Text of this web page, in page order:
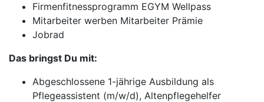
Firmenfitnessprogramm EGYM Wellpass
Mitarbeiter werben Mitarbeiter Prämie
Jobrad
Das bringst Du mit:
Abgeschlossene 1-jährige Ausbildung als
Pflegeassistent (m/w/d), Altenpflegehelfer